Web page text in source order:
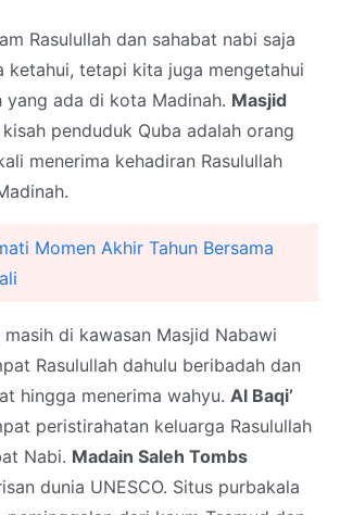
Rasulullah dan sahabat nabi saja
ketahui, tetapi kita juga mengetahui
yang ada di kota Madinah. Masjid
penduduk Quba adalah orang
menerima kehadiran Rasulullah
Momen Akhir Tahun Bersama
masih di kawasan Masjid Nabawi
Rasulullah dahulu beribadah dan
hingga menerima wahyu. Al Baqi’
peristirahatan keluarga Rasulullah
Nabi. Madain Saleh Tombs
dunia UNESCO. Situs purbakala